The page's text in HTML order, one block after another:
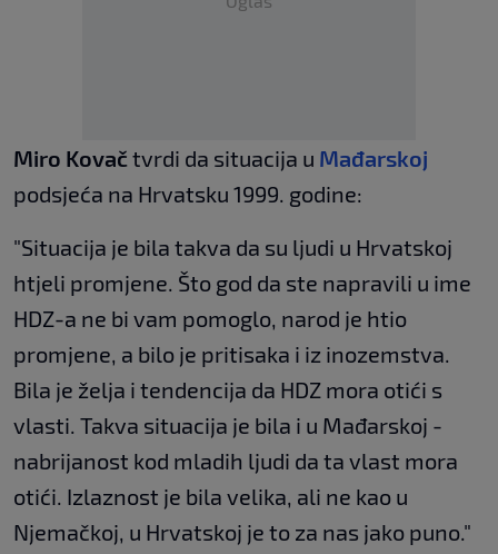
Miro Kovačtvrdi da situacija u Mađarskoj
podsjeća na Hrvatsku 1999. godine:
"Situacija je bila takva da su ljudi u Hrvatskoj
htjeli promjene. Što god da ste napravili u ime
HDZ-a ne bi vam pomoglo, narod je htio
promjene, a bilo je pritisaka i iz inozemstva.
Bila je želja i tendencija da HDZ mora otići s
vlasti. Takva situacija je bila i u Mađarskoj -
nabrijanost kod mladih ljudi da ta vlast mora
otići. Izlaznost je bila velika, ali ne kao u
Njemačkoj, u Hrvatskoj je to za nas jako puno."